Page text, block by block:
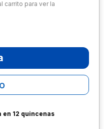
carrito para ver la
en 12 quincenas